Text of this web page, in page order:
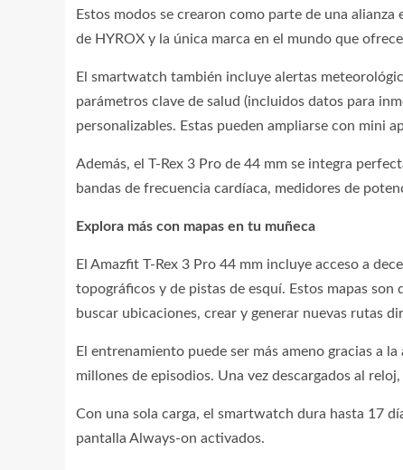
Estos modos se crearon como parte de una
de HYROX y la única marca en el mundo que
El smartwatch también incluye alertas
parámetros clave de salud (incluidos datos para
personalizables. Estas pueden ampliarse con mini
Además, el T-Rex 3 Pro de 44 mm se integra
bandas de frecuencia cardíaca, medidores de
Explora más con mapas en tu muñeca
El Amazfit T-Rex 3 Pro 44 mm incluye acceso a
topográficos y de pistas de esquí. Estos mapas
buscar ubicaciones, crear y generar nuevas rutas
El entrenamiento puede ser más ameno gracias a
millones de episodios. Una vez descargados al
Con una sola carga, el smartwatch dura hasta 17
pantalla Always-on activados.